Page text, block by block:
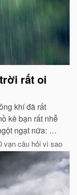
rất oi
khí đã rất
kê bạn rất nhễ
ngạt nữa: Đó
rào...
vạn câu hỏi vì sao